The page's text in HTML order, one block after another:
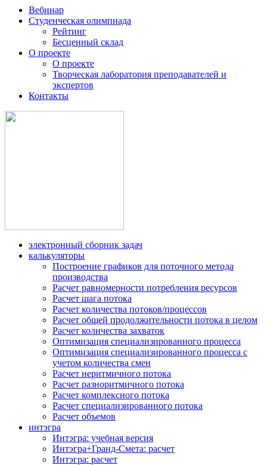
Вебинар
Студенческая олимпиада
Рейтинг
Бесценный склад
О проекте
О проекте
Творческая лаборатория преподавателей и
экспертов
Контакты
электронный сборник задач
калькуляторы
Построение графиков для поточного метода
производства
Расчет равномерности потребления ресурсов
Расчет шага потока
Расчет количества потоков/процессов
Расчет общей продолжительности потока в целом
Расчет количества захваток
Оптимизация специализированного процесса
Оптимизация специализированного процесса с
учетом количества смен
Расчет неритмичного потока
Расчет разноритмичного потока
Расчет комплексного потока
Расчет специализированного потока
Расчет объемов
интэгра
Интэгра: учебная версия
Интэгра+Гранд-Смета: расчет
Интэгра: расчет